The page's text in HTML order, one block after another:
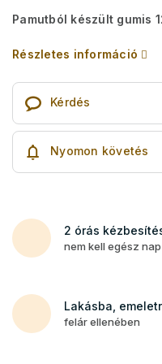
Pamutból készült gumis
Részletes információ
Kérdés
Nyomon követés
2 órás
nem kell egész
Lakásba,
felár ellenében